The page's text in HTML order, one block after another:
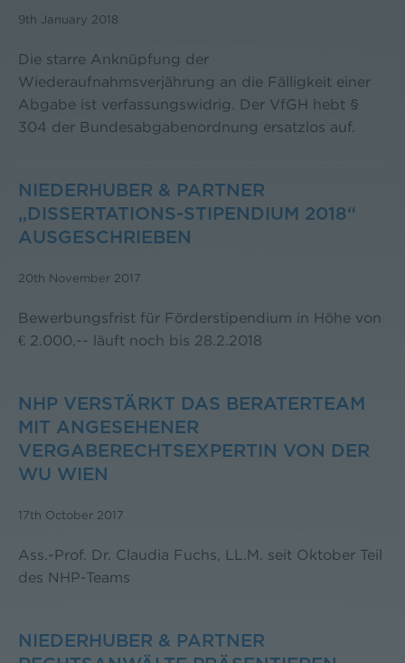
9th January 2018
Die starre Anknüpfung der
Wiederaufnahmsverjährung an die Fälligkeit einer
Abgabe ist verfassungswidrig. Der VfGH hebt §
304 der Bundesabgabenordnung ersatzlos auf.
NIEDERHUBER & PARTNER
„DISSERTATIONS-STIPENDIUM 2018“
AUSGESCHRIEBEN
20th November 2017
Bewerbungsfrist für Förderstipendium in Höhe von
€ 2.000,-- läuft noch bis 28.2.2018
NHP VERSTÄRKT DAS BERATERTEAM
MIT ANGESEHENER
VERGABERECHTSEXPERTIN VON DER
WU WIEN
17th October 2017
Ass.-Prof. Dr. Claudia Fuchs, LL.M. seit Oktober Teil
des NHP-Teams
NIEDERHUBER & PARTNER